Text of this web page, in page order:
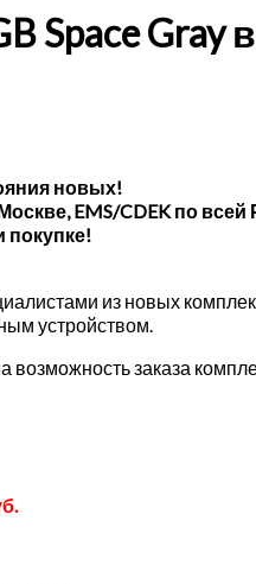
Space
новых!
EMS/CDEK по всей
покупке!
из новых
устройством.
заказа